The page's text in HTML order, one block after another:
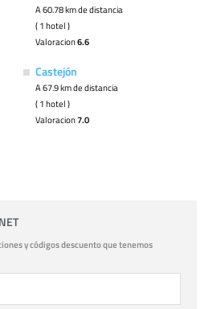
A 60.78 km de distancia
( 1 hotel )
Valoracion6.6
Castejón
A 67.9 km de distancia
( 1 hotel )
Valoracion7.0
y códigos descuento que tenemos